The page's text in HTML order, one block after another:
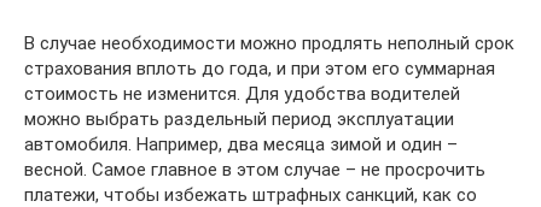
В случае необходимости можно продлять неполный срок
страхования вплоть до года, и при этом его суммарная
стоимость не изменится. Для удобства водителей
можно выбрать раздельный период эксплуатации
автомобиля. Например, два месяца зимой и один –
весной. Самое главное в этом случае – не просрочить
платежи, чтобы избежать штрафных санкций, как со